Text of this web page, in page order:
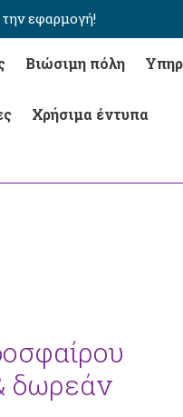
εφαρμογή!
Βιώσιμη πόλη
Χρήσιμα έντυπα
δωρεάν